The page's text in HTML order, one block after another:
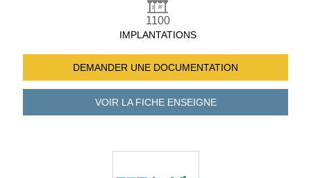
1100
IMPLANTATIONS
DEMANDER UNE DOCUMENTATION
VOIR LA FICHEENSEIGNE